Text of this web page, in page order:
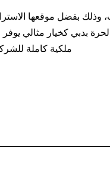
بفضل موقعها
بدبي كخيار مثالي يوفر
ملكية كاملة